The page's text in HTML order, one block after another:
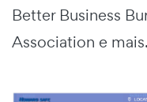
Better Business
Association e mais.